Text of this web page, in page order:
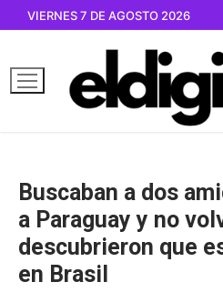
contenido
VIERNES 7 DE AGOSTO 2026
Buscaban a dos
a Paraguay y no
descubrieron que
en Brasil